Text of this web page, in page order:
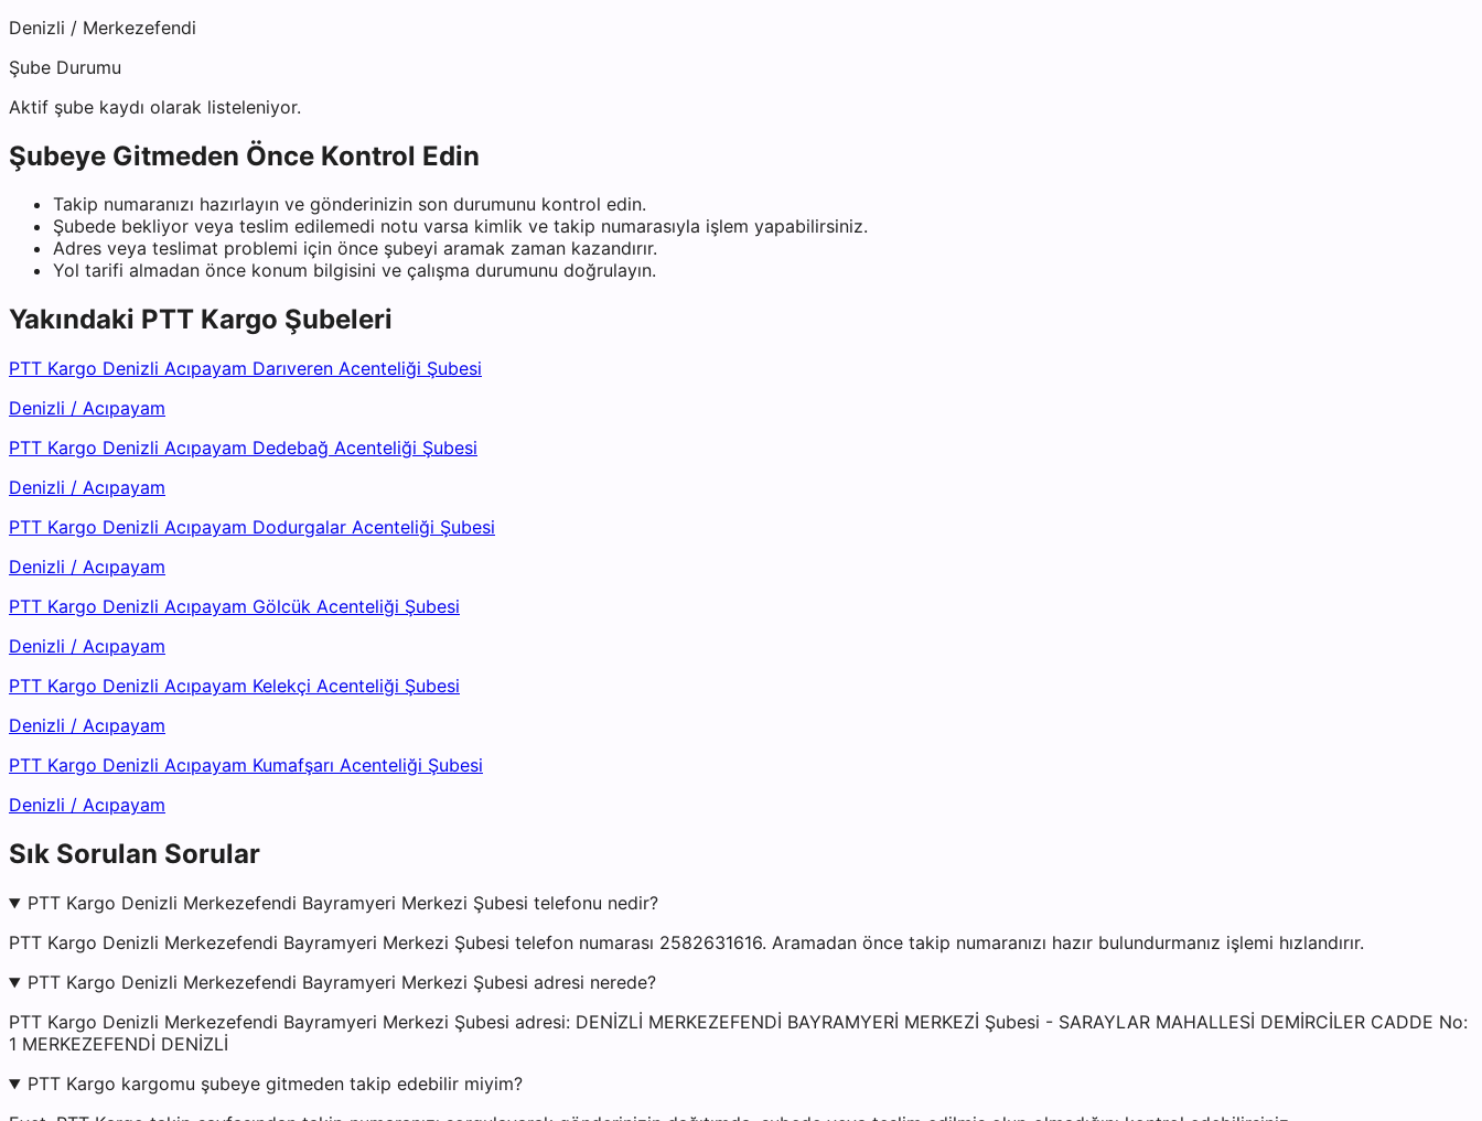
Denizli / Merkezefendi
Şube Durumu
Aktif şube kaydı olarak listeleniyor.
Şubeye Gitmeden Önce Kontrol Edin
Takip numaranızı hazırlayın ve gönderinizin son durumunu kontrol edin.
Şubede bekliyor veya teslim edilemedi notu varsa kimlik ve takip numarasıyla işlem yapabilirsiniz.
Adres veya teslimat problemi için önce şubeyi aramak zaman kazandırır.
Yol tarifi almadan önce konum bilgisini ve çalışma durumunu doğrulayın.
Yakındaki PTT Kargo Şubeleri
PTT Kargo Denizli Acıpayam Darıveren Acenteliği Şubesi
Denizli / Acıpayam
PTT Kargo Denizli Acıpayam Dedebağ Acenteliği Şubesi
Denizli / Acıpayam
PTT Kargo Denizli Acıpayam Dodurgalar Acenteliği Şubesi
Denizli / Acıpayam
PTT Kargo Denizli Acıpayam Gölcük Acenteliği Şubesi
Denizli / Acıpayam
PTT Kargo Denizli Acıpayam Kelekçi Acenteliği Şubesi
Denizli / Acıpayam
PTT Kargo Denizli Acıpayam Kumafşarı Acenteliği Şubesi
Denizli / Acıpayam
Sık Sorulan Sorular
PTT Kargo Denizli Merkezefendi Bayramyeri Merkezi Şubesi telefonu nedir?
PTT Kargo Denizli Merkezefendi Bayramyeri Merkezi Şubesi telefon numarası 2582631616. Aramadan önce takip numaranızı hazır bulundurmanız işlemi hızlandırır.
PTT Kargo Denizli Merkezefendi Bayramyeri Merkezi Şubesi adresi nerede?
PTT Kargo Denizli Merkezefendi Bayramyeri Merkezi Şubesi adresi: DENİZLİ MERKEZEFENDİ BAYRAMYERİ MERKEZİ Şubesi - SARAYLAR MAHALLESİ DEMİRCİLER CADDE No:
1 MERKEZEFENDİ DENİZLİ
PTT Kargo kargomu şubeye gitmeden takip edebilir miyim?